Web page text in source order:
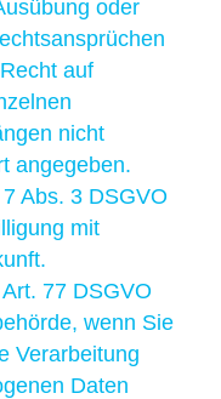
oder
auf
nicht
angegeben.
Abs. 3 DSGVO
mit
77 DSGVO
wenn Sie
Verarbeitung
Daten